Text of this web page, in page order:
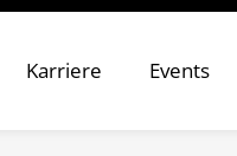
Karriere Events